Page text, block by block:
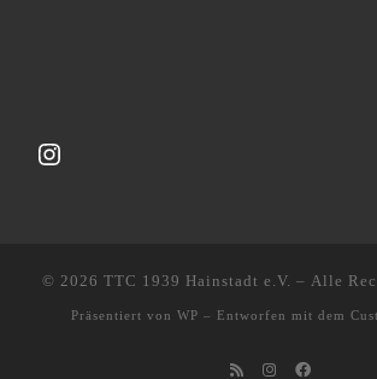
Instagram
© 2026 TTC 1939 Hainstadt e.V. – Alle
Präsentiert von WP – Entworfen mit dem